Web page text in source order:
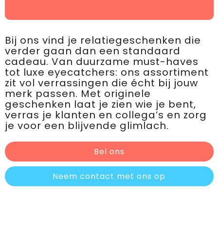
Bij ons vind je relatiegeschenken die
verder gaan dan een standaard
cadeau. Van duurzame must-haves
tot luxe eyecatchers: ons assortiment
zit vol verrassingen die écht bij jouw
merk passen. Met originele
geschenken laat je zien wie je bent,
verras je klanten en collega’s en zorg
je voor een blijvende glimlach.
Bel ons
Neem contact met ons op